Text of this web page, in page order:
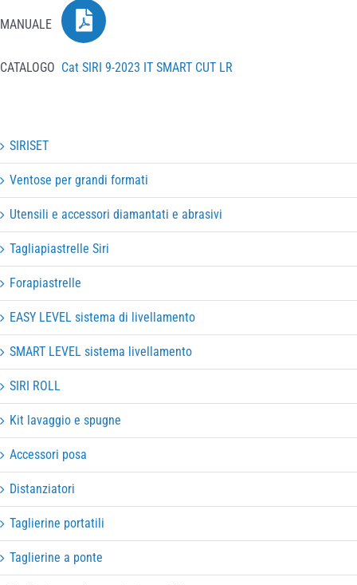
MANUALE
CATALOGO Cat SIRI 9-2023 IT SMART CUT LR
SIRISET
Ventose per grandi formati
Utensili e accessori diamantati e abrasivi
Tagliapiastrelle Siri
Forapiastrelle
EASY LEVEL sistema di livellamento
SMART LEVEL sistema livellamento
SIRI ROLL
Kit lavaggio e spugne
Accessori posa
Distanziatori
Taglierine portatili
Taglierine a ponte